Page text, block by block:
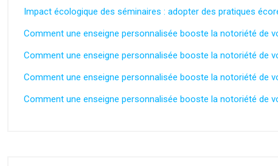
Impact écologique des séminaires : adopter des pratiques
Comment une enseigne personnalisée booste la notoriété de
Comment une enseigne personnalisée booste la notoriété de
Comment une enseigne personnalisée booste la notoriété de
Comment une enseigne personnalisée booste la notoriété de